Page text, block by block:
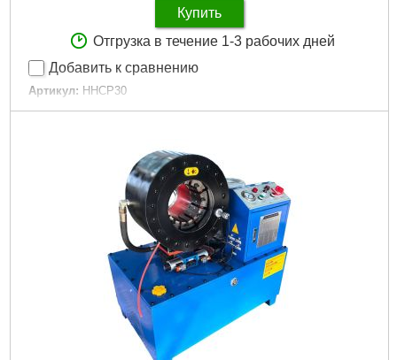
Купить
Отгрузка в течение 1-3 рабочих дней
Добавить к сравнению
Артикул: HHCP30
Код товара: 31.02.23
Максимальный диаметр шланга:
Гарантийный срок: 12 мес
Минимальный диаметр обжатия: 6 мм
Максимальный диаметр обжатия: 76 мм
Подробнее...